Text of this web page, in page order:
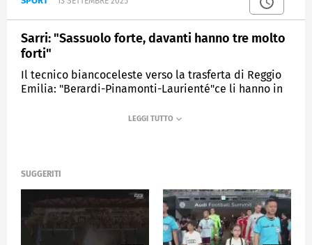
Sarri: "Sassuolo forte, davanti hanno tre molto
forti"
Il tecnico biancoceleste verso la trasferta di Reggio
Emilia: "Berardi-Pinamonti-Laurienté"ce li hanno in
SUGGERITI